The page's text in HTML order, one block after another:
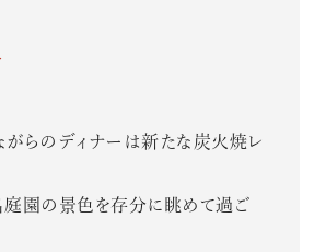
がらのディナーは新たな炭火焼レ
庭園の景色を存分に眺めて過ご